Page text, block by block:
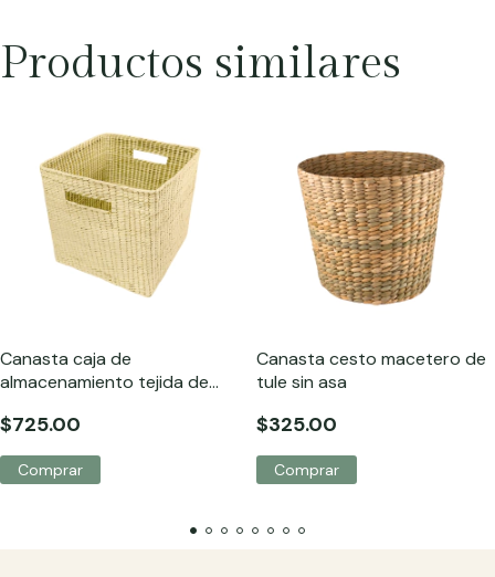
Productos similares
Canasta caja de
almacenamiento tejida de
$725.00
Canasta cesto macetero de
tule sin asa
$325.00
Comprar